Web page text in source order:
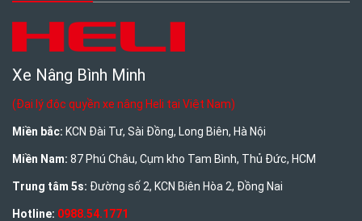
Xe Nâng Bình Minh
(Đại lý độc quyền xe nâng Heli tại Việt Nam)
Miền bắc: KCN Đài Tư, Sài Đồng, Long Biên, Hà Nội
Miền Nam: 87 Phú Châu, Cụm kho Tam Bình, Thủ Đức, HCM
Trung tâm 5s: Đường số 2, KCN Biên Hòa 2, Đồng Nai
Hotline: 0988.54.1771